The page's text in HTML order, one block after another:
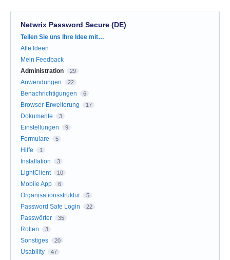
Netwrix Password Secure (DE)
Kategorien
Teilen Sie uns Ihre Idee mit…
Alle Ideen
Mein Feedback
Administration
29
Anwendungen 22
Benachrichtigungen 6
Browser-Erweiterung 17
Dokumente 3
Einstellungen 9
Formulare 5
Hilfe 1
Installation 3
LightClient 10
Mobile App 6
Organisationsstruktur 5
Password Safe Login 22
Passwörter 35
Rollen 3
Sonstiges 20
Usability 47